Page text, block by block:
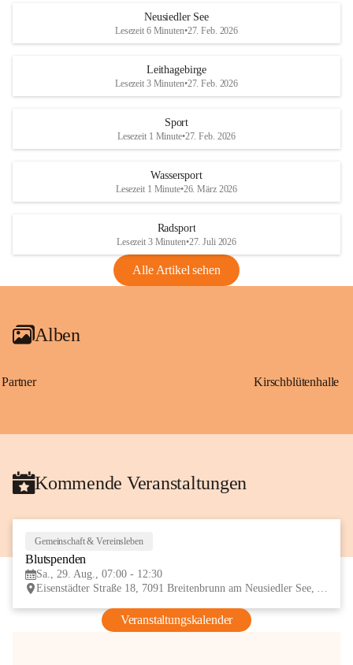
S
und den daraus folgenden wirtschaftlichen
Maßnahmen zur Bekämpfung
Rebe und der Amerikanischen
Anhang VBl. EU Nr. 18
1 Seite•1,4 MB
VBl. EU Nr. 18_2026
r
S
Neusiedler See
Lesezeit 6 Minuten•27. Feb. 2026
Leithagebirge
Lesezeit 3 Minuten•27. Feb. 2026
Sport
Lesezeit 1 Minute•27. Feb. 2026
Wassersport
Lesezeit 1 Minute•26. März 2026
Radsport
Lesezeit 3 Minuten•27. Juli 2026
Alle Artikel sehen
Alben
Partner Kirschblütenhalle
Kommende Veranstaltungen
Gemeinschaft & Vereinsleben
Blutspenden
Sa., 29. Aug., 07:00 - 12:30
Eisenstädter Straße 18, 7091 Breitenbrunn am Neusiedler See, AUT
Veranstaltungskalender